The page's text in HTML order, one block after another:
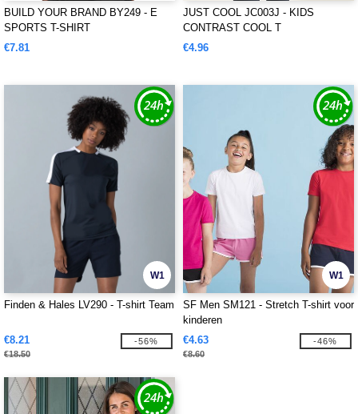
BUILD YOUR BRAND BY249 - E
SPORTS T-SHIRT
€7.81
JUST COOL JC003J - KIDS
CONTRAST COOL T
€4.96
W1
Finden & Hales LV290 - T-shirt Team
€8.21
€18.50
-56%
W1
SF Men SM121 - Stretch T-shirt voor
kinderen
€4.63
€8.60
-46%